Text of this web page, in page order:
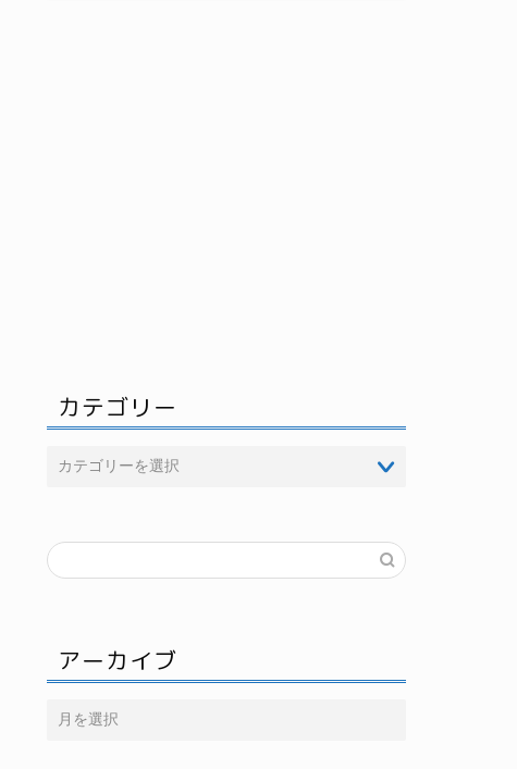
カテゴリー
アーカイブ